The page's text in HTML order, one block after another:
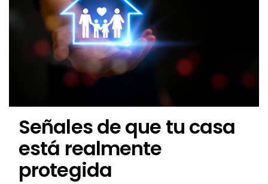
Señales de que tu casa
está realmente
protegida